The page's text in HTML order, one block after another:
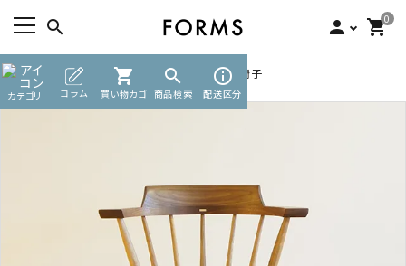
search person 0
shopping_cart
カテゴリ コラム
shopping_cart
買い物カゴ
search
商品検索
info_outline
配送区分
ACCOUNT MENU
ようこそ ゲスト 様
search
TOP チェア・ベンチ・スツール その他椅子